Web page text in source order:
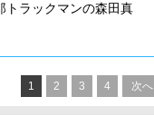
トラックマンの森田真
1 2 3 4 次へ